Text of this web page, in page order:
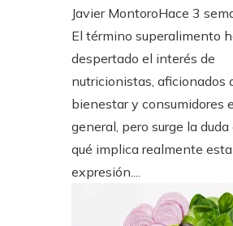
Javier MontoroHace 3
El término superalimento
despertado el interés de
nutricionistas, aficionados
bienestar y consumidores
general, pero surge la duda
qué implica realmente esta
expresión....